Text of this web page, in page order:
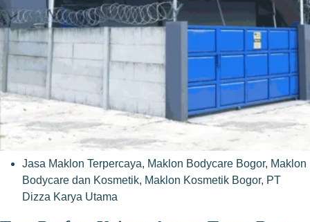
Jasa Maklon Terpercaya, Maklon Bodycare Bogor, Maklon
Bodycare dan Kosmetik, Maklon Kosmetik Bogor, PT
Dizza Karya Utama